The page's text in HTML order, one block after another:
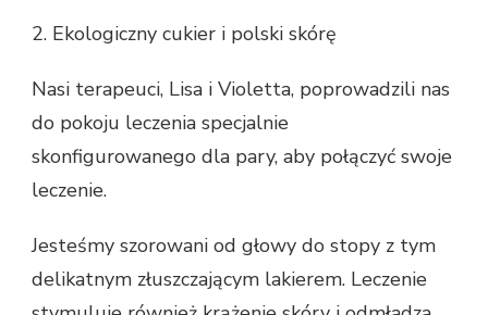
2. Ekologiczny cukier i polski skórę
Nasi terapeuci, Lisa i Violetta, poprowadzili nas
do pokoju leczenia specjalnie
skonfigurowanego dla pary, aby połączyć swoje
leczenie.
Jesteśmy szorowani od głowy do stopy z tym
delikatnym złuszczającym lakierem. Leczenie